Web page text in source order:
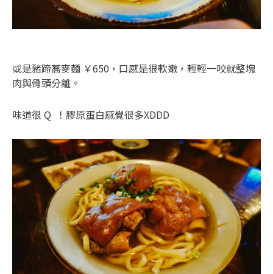
或是豬蹄蕎麥麵 ￥650，口感是很軟嫩，輕輕一咬就整塊
肉與骨頭分離。
味道很 Q ！膠原蛋白感覺很多XDDD